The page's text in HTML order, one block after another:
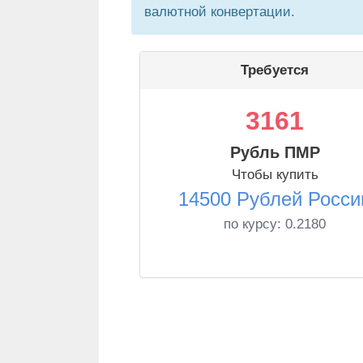
валютной конвертации.
Требуется
3161
Рубль ПМР
Чтобы купить
14500 Рублей
по курсу: 0.2180